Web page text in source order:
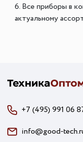
6. Все приборы в
актуальному
+7 (495) 991 06
info@good-